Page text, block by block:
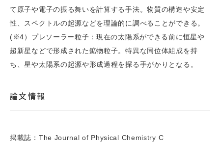
て原子や電子の振る舞いを計算する手法。物質の構造や安定
性、スペクトルの起源などを理論的に調べることができる。
(※4）プレソーラー粒子：現在の太陽系ができる前に恒星や
超新星などで形成された鉱物粒子。特異な同位体組成を持
ち、星や太陽系の起源や形成過程を探る手がかりとなる。
論文情報
掲載誌：The Journal of Physical Chemistry C